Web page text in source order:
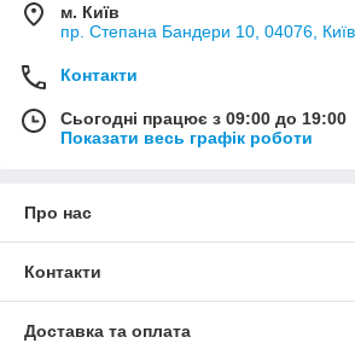
м. Київ
пр. Степана Бандери 10, 04076,
Контакти
Сьогодні працює з 09:00 до 19:00
Показати весь графік роботи
Про нас
Контакти
Доставка та оплата